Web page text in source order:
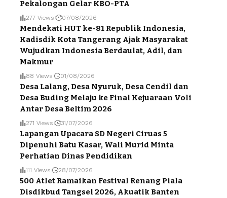
Pekalongan Gelar KBO-PTA
277 Views 07/08/2026
Mendekati HUT ke-81 Republik Indonesia,
Kadisdik Kota Tangerang Ajak Masyarakat
Wujudkan Indonesia Berdaulat, Adil, dan
Makmur
88 Views 01/08/2026
Desa Lalang, Desa Nyuruk, Desa Cendil dan
Desa Buding Melaju ke Final Kejuaraan Voli
Antar Desa Beltim 2026
271 Views 31/07/2026
Lapangan Upacara SD Negeri Ciruas 5
Dipenuhi Batu Kasar, Wali Murid Minta
Perhatian Dinas Pendidikan
111 Views 28/07/2026
500 Atlet Ramaikan Festival Renang Piala
Disdikbud Tangsel 2026, Akuatik Banten